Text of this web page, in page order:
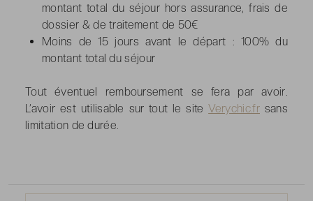
montant total du séjour hors assurance, frais de
dossier & de traitement de 50€
Moins de 15 jours avant le départ : 100% du
montant total du séjour
Tout éventuel remboursement se fera par avoir.
L’avoir est utilisable sur tout le siteVerychic.fr sans
limitation de durée.